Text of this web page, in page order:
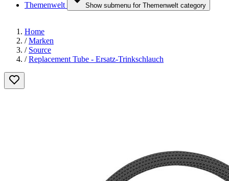
Themenwelt Show submenu for Themenwelt category
Home
/ Marken
/ Source
/ Replacement Tube - Ersatz-Trinkschlauch